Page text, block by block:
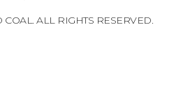
ALL RIGHTS RESERVED.